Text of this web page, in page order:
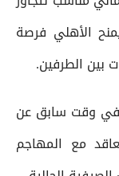
الأهلي فرصة
بين الطرفين.
في وقت سابق عن
مع المهاجم